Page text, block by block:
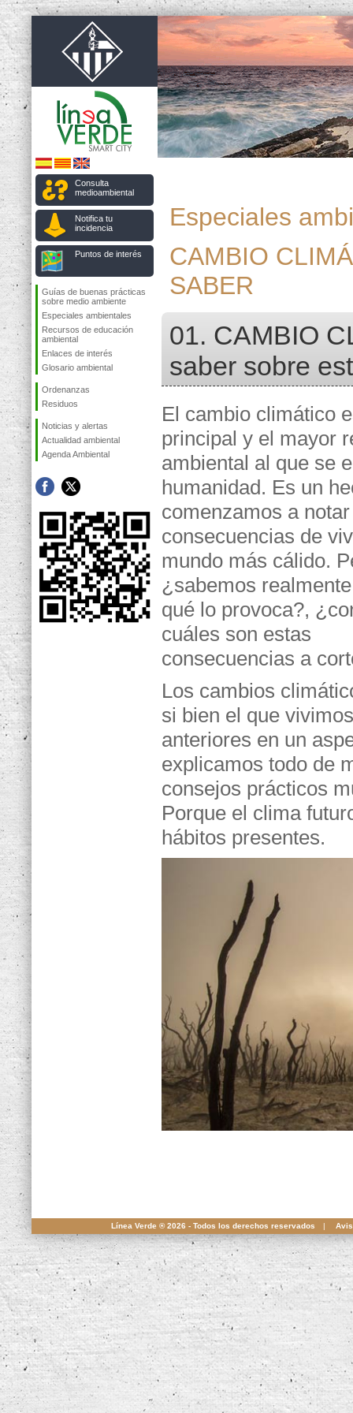
Consulta
medioambiental
Notifica tu
incidencia
Puntos de interés
Guías de buenas prácticas
sobre medio ambiente
Especiales ambientales
Recursos de educación
ambiental
Enlaces de interés
Glosario ambiental
Ordenanzas
Residuos
Noticias y alertas
Actualidad ambiental
Agenda Ambiental
Especiales
CAMBIO
SABER
01. CAMBIO
saber sobre
El cambio climático
principal y el mayor
ambiental al que se
humanidad. Es un
comenzamos a
consecuencias de
mundo más cálido.
¿sabemos
qué lo provoca?,
cuáles son estas
consecuencias a
Los cambios
si bien el que
anteriores en un
explicamos todo de
consejos prácticos
Porque el clima
hábitos presentes.
Línea Verde ® 2026 - Todos los derechos reservados |